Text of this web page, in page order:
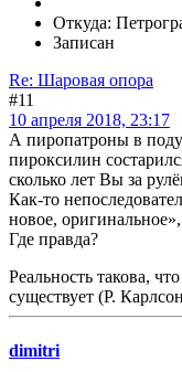
Откуда:
Записан
Re: Шаровая опора
#11
10 апреля 2018, 23:17
А пиропатроны в
пироксилин
сколько лет Вы за
Как-то
новое,
Где правда?
Реальность такова,
существует (Р.
dimitri